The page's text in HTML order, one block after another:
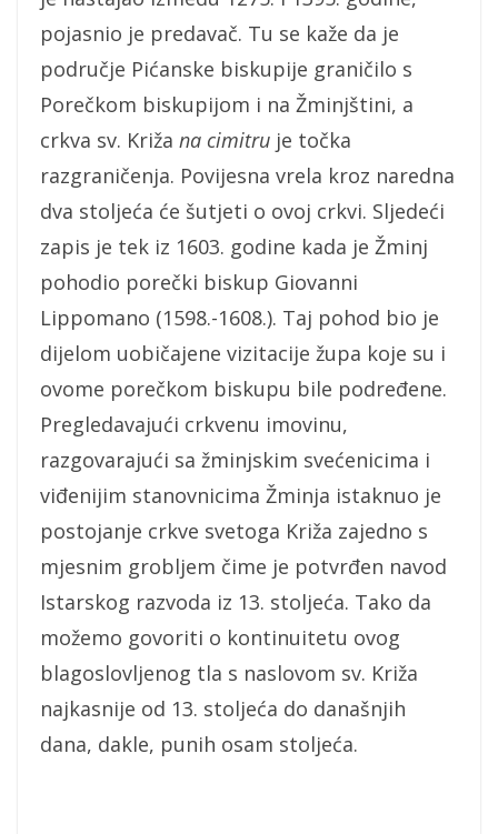
pojasnio je predavač. Tu se kaže da je
područje Pićanske biskupije graničilo s
Porečkom biskupijom i na Žminjštini, a
crkva sv. Križa na cimitru je točka
razgraničenja. Povijesna vrela kroz naredna
dva stoljeća će šutjeti o ovoj crkvi. Sljedeći
zapis je tek iz 1603. godine kada je Žminj
pohodio porečki biskup Giovanni
Lippomano (1598.-1608.). Taj pohod bio je
dijelom uobičajene vizitacije župa koje su i
ovome porečkom biskupu bile podređene.
Pregledavajući crkvenu imovinu,
razgovarajući sa žminjskim svećenicima i
viđenijim stanovnicima Žminja istaknuo je
postojanje crkve svetoga Križa zajedno s
mjesnim grobljem čime je potvrđen navod
Istarskog razvoda iz 13. stoljeća. Tako da
možemo govoriti o kontinuitetu ovog
blagoslovljenog tla s naslovom sv. Križa
najkasnije od 13. stoljeća do današnjih
dana, dakle, punih osam stoljeća.